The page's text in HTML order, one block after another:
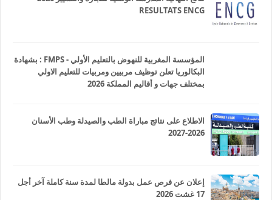
RESULTATS ENCG
المؤسسة المغربية للنهوض بالتعليم الأولي - FMPS : بشهادة
البكالوريا تعلن توظيف مربيين ومربيات للتعليم الاولي
بمختلف جهات و أقاليم المملكة 2026
الاطلاع على نتائج مباراة الطب والصيدلة وطب الأسنان
2026-2027
إعلان عن فرص عمل بدولة مالطا لمدة سنة كاملة آخر أجل
17 غشت 2026